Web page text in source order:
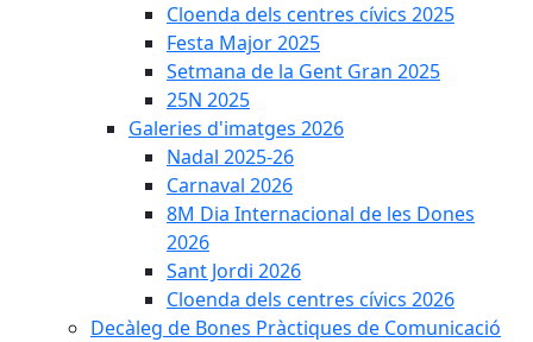
Cloenda dels centres cívics 2025
Festa Major 2025
Setmana de la Gent Gran 2025
25N 2025
Galeries d'imatges 2026
Nadal 2025-26
Carnaval 2026
8M Dia Internacional de les Dones
2026
Sant Jordi 2026
Cloenda dels centres cívics 2026
Decàleg de Bones Pràctiques de Comunicació